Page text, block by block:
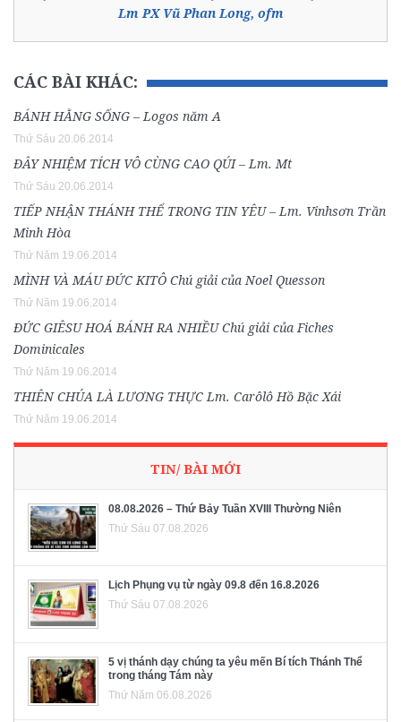
Lm PX Vũ Phan Long, ofm
CÁC BÀI KHÁC:
BÁNH HẰNG SỐNG – Logos năm A
Thứ Sáu 20.06.2014
ĐÂY NHIỆM TÍCH VÔ CÙNG CAO QÚI – Lm. Mt
Thứ Sáu 20.06.2014
TIẾP NHẬN THÁNH THỂ TRONG TIN YÊU – Lm. Vinhsơn Trần
Minh Hòa
Thứ Năm 19.06.2014
MÌNH VÀ MÁU ĐỨC KITÔ Chú giải của Noel Quesson
Thứ Năm 19.06.2014
ĐỨC GIÊSU HOÁ BÁNH RA NHIỀU Chú giải của Fiches
Dominicales
Thứ Năm 19.06.2014
THIÊN CHÚA LÀ LƯƠNG THỰC Lm. Carôlô Hồ Bặc Xái
Thứ Năm 19.06.2014
TIN/ BÀI MỚI
08.08.2026 – Thứ Bảy Tuần XVIII Thường Niên
Thứ Sáu 07.08.2026
Lịch Phụng vụ từ ngày 09.8 đến 16.8.2026
Thứ Sáu 07.08.2026
5 vị thánh dạy chúng ta yêu mến Bí tích Thánh Thể
trong tháng Tám này
Thứ Năm 06.08.2026